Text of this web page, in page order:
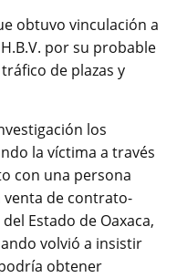
obtuvo vinculación a
por su probable
de plazas y
los
la víctima a través
con una persona
venta de contrato-
Estado de Oaxaca,
volvió a insistir
obtener